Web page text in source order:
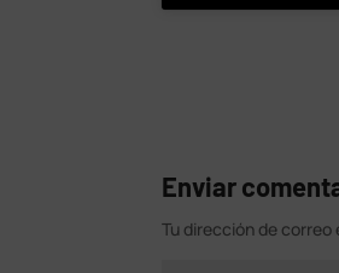
Enviar
Tu dirección de